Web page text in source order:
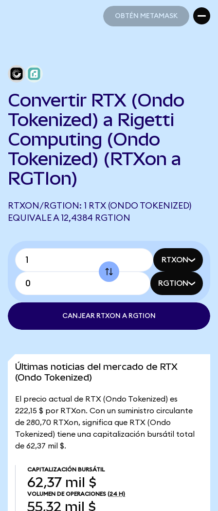
OBTÉN METAMASK
Convertir RTX (Ondo
Tokenized) a Rigetti
Computing (Ondo
Tokenized) (RTXon a
RGTIon)
RTXON/RGTION: 1 RTX (ONDO TOKENIZED)
EQUIVALE A 12,4384 RGTION
RTXON
RGTION
CANJEAR RTXON A RGTION
Últimas noticias del mercado de RTX
(Ondo Tokenized)
El precio actual de RTX (Ondo Tokenized) es
222,15 $ por RTXon. Con un suministro circulante
de 280,70 RTXon, significa que RTX (Ondo
Tokenized) tiene una capitalización bursátil total
de 62,37 mil $.
CAPITALIZACIÓN BURSÁTIL
62,37 mil $
VOLUMEN DE OPERACIONES (24 H)
55,32 mil $